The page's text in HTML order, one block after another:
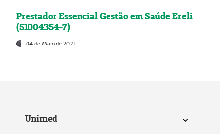
Prestador Essencial Gestão em Saúde Ereli
(51004354-7)
04 de Maio de 2021
Unimed